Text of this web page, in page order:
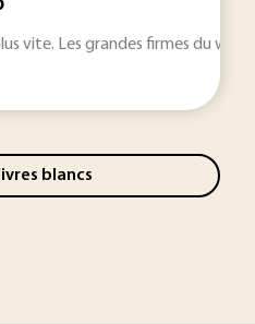
vite. Les grandes firmes du
blancs